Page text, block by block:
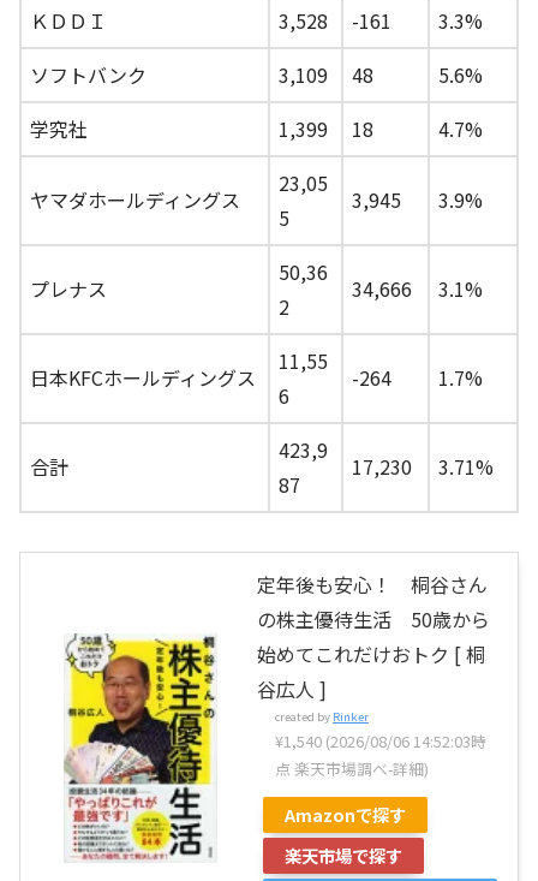
ＫＤＤＩ
3,528 -161
3.3%
ソフトバンク
3,109 48
5.6%
学究社
1,399 18 4.7%
ヤマダホールディングス
23,05
5
3,945 3.9%
プレナス
50,36
2
34,666 3.1%
日本KFCホールディングス
11,55
6
-264 1.7%
合計
423,9
87
17,230 3.71%
定年後も安心！ 桐谷さん
の株主優待生活 50歳から
始めてこれだけおトク [ 桐
谷広人 ]
created by Rinker
¥1,540 (2026/08/06 14:52:03時
点 楽天市場調べ-詳細)
Amazonで探す
楽天市場で探す